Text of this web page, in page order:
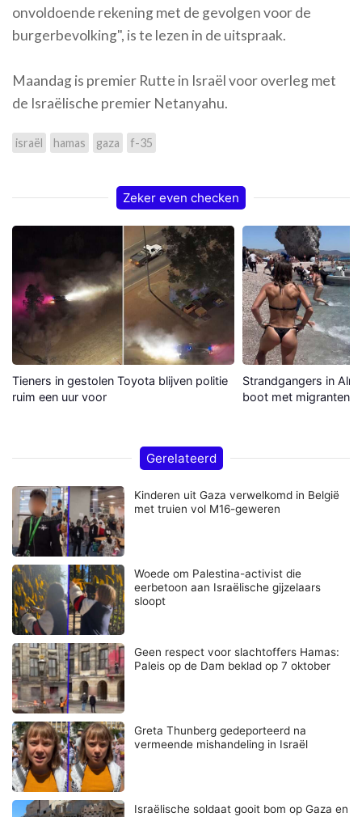
onvoldoende rekening met de gevolgen voor de
burgerbevolking", is te lezen in de uitspraak.
Maandag is premier Rutte in Israël voor overleg met
de Israëlische premier Netanyahu.
israël hamas gaza f-35
Zeker even checken
Tieners in gestolen Toyota blijven politie
ruim een uur voor
Strandgangers in
boot met migranten
Gerelateerd
Kinderen uit Gaza verwelkomd in België
met truien vol M16-geweren
Woede om Palestina-activist die
eerbetoon aan Israëlische gijzelaars
sloopt
Geen respect voor slachtoffers Hamas:
Paleis op de Dam beklad op 7 oktober
Greta Thunberg gedeporteerd na
vermeende mishandeling in Israël
Israëlische soldaat gooit bom op Gaza en